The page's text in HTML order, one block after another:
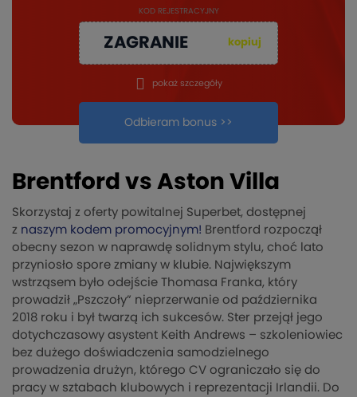
KOD REJESTRACYJNY
ZAGRANIE kopiuj
Odbieram bonus >>
pokaż szczegóły
Brentford vs Aston Villa
Skorzystaj z oferty powitalnej Superbet, dostępnej
z naszym kodem promocyjnym! Brentford rozpoczął
obecny sezon w naprawdę solidnym stylu, choć lato
przyniosło spore zmiany w klubie. Największym
wstrząsem było odejście Thomasa Franka, który
prowadził „Pszczoły” nieprzerwanie od października
2018 roku i był twarzą ich sukcesów. Ster przejął jego
dotychczasowy asystent Keith Andrews – szkoleniowiec
bez dużego doświadczenia samodzielnego
prowadzenia drużyn, którego CV ograniczało się do
pracy w sztabach klubowych i reprezentacji Irlandii. Do